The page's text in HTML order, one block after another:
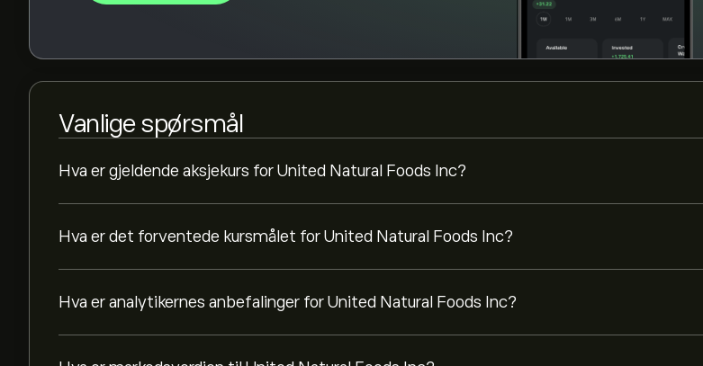
Vanlige spørsmål
Hva er gjeldende aksjekurs for United Natural Foods Inc?
Hva er det forventede kursmålet for United Natural Foods Inc?
Hva er analytikernes anbefalinger for United Natural Foods Inc?